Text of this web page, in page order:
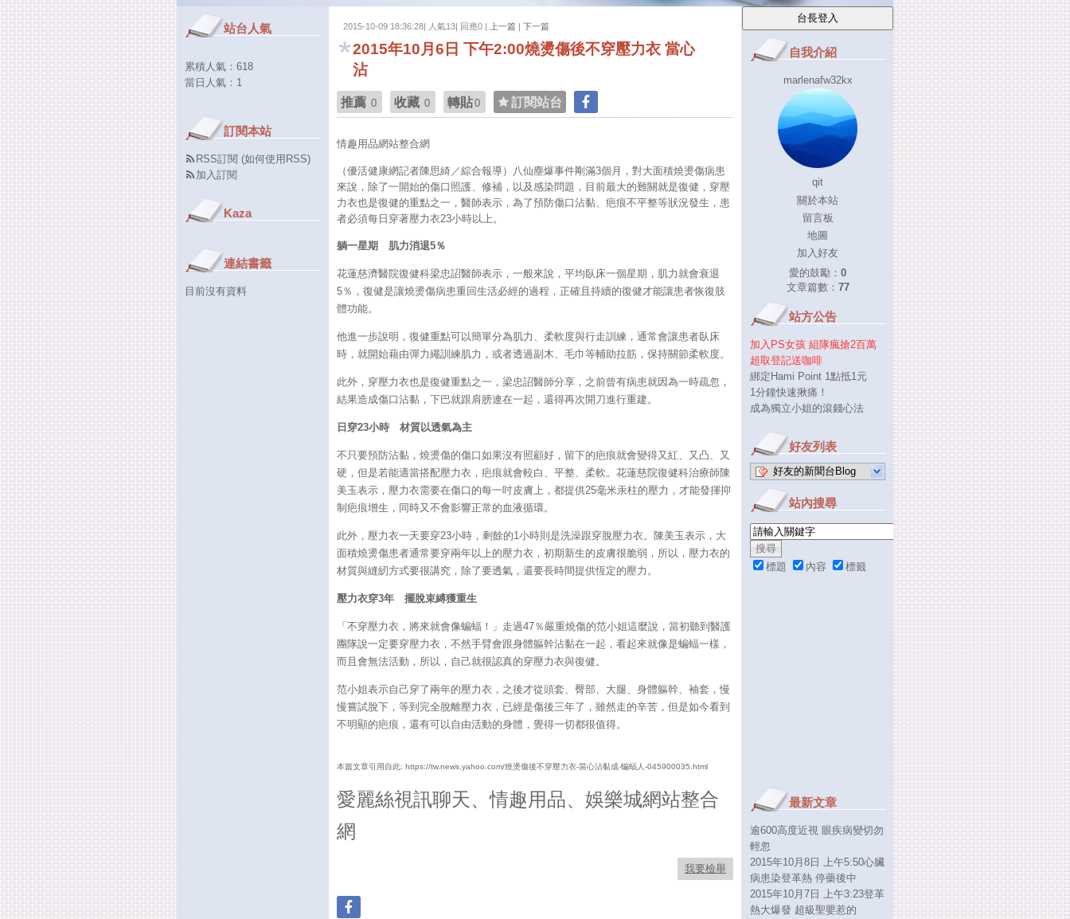
2015-10-09 18:36:28| 人氣13| 回應0 | 上一篇 | 下一篇
2015年10月6日 下午2:00燒燙傷後不穿壓力衣 當心
沾
推薦 0 收藏 0 轉貼0 訂閱站台
情趣用品網站整合網
（優活健康網記者陳思綺／綜合報導）八仙塵爆事件剛滿3個月，對大面積燒燙傷病患
來說，除了一開始的傷口照護、修補，以及感染問題，目前最大的難關就是復健，穿壓
力衣也是復健的重點之一，醫師表示，為了預防傷口沾黏、疤痕不平整等狀況發生，患
者必須每日穿著壓力衣23小時以上。
躺一星期 肌力消退5％
花蓮慈濟醫院復健科梁忠詔醫師表示，一般來說，平均臥床一個星期，肌力就會衰退
5％，復健是讓燒燙傷病患重回生活必經的過程，正確且持續的復健才能讓患者恢復肢
體功能。
他進一步說明，復健重點可以簡單分為肌力、柔軟度與行走訓練，通常會讓患者臥床
時，就開始藉由彈力繩訓練肌力，或者透過副木、毛巾等輔助拉筋，保持關節柔軟度。
此外，穿壓力衣也是復健重點之一，梁忠詔醫師分享，之前曾有病患就因為一時疏忽，
結果造成傷口沾黏，下巴就跟肩膀連在一起，還得再次開刀進行重建。
日穿23小時 材質以透氣為主
不只要預防沾黏，燒燙傷的傷口如果沒有照顧好，留下的疤痕就會變得又紅、又凸、又
硬，但是若能適當搭配壓力衣，疤痕就會較白、平整、柔軟。花蓮慈院復健科治療師陳
美玉表示，壓力衣需要在傷口的每一吋皮膚上，都提供25毫米汞柱的壓力，才能發揮抑
制疤痕增生，同時又不會影響正常的血液循環。
此外，壓力衣一天要穿23小時，剩餘的1小時則是洗澡跟穿脫壓力衣。陳美玉表示，大
面積燒燙傷患者通常要穿兩年以上的壓力衣，初期新生的皮膚很脆弱，所以，壓力衣的
材質與縫紉方式要很講究，除了要透氣，還要長時間提供恆定的壓力。
壓力衣穿3年 擺脫束縛獲重生
「不穿壓力衣，將來就會像蝙蝠！」走過47％嚴重燒傷的范小姐這麼說，當初聽到醫護
團隊說一定要穿壓力衣，不然手臂會跟身體軀幹沾黏在一起，看起來就像是蝙蝠一樣，
而且會無法活動，所以，自己就很認真的穿壓力衣與復健。
范小姐表示自己穿了兩年的壓力衣，之後才從頭套、臀部、大腿、身體軀幹、袖套，慢
慢嘗試脫下，等到完全脫離壓力衣，已經是傷後三年了，雖然走的辛苦，但是如今看到
不明顯的疤痕，還有可以自由活動的身體，覺得一切都很值得。
本篇文章引用自此: https://tw.news.yahoo.com/燒燙傷後不穿壓力衣-當心沾黏成-蝙蝠人-045900035.html
愛麗絲視訊聊天、情趣用品、娛樂城網站整合
網
我要檢舉
自我介紹
marlenafw32kx
qit
關於本站
留言板
地圖
加入好友
愛的鼓勵： 0
文章篇數： 77
站方公告
加入PS女孩 組隊瘋搶2百萬
超取登記送咖啡
綁定Hami Point 1點抵1元
1分鐘快速揪痛！
成為獨立小姐的滾錢心法
好友列表
好友的新聞台Blog
站內搜尋
標題 內容 標籤
最新文章
逾600高度近視 眼疾病變切勿
輕忽
2015年10月8日 上午5:50心臟
病患染登革熱 停藥後中
2015年10月7日 上午3:23登革
熱大爆發 超級聖嬰惹的
站台人氣
累積人氣： 618
當日人氣： 1
訂閱本站
RSS訂閱 (如何使用RSS)
加入訂閱
Kaza
連結書籤
目前沒有資料